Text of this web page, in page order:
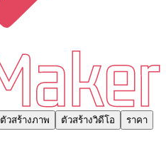
ตัวสร้างภาพ ตัวสร้างวิดีโอ
ราคา